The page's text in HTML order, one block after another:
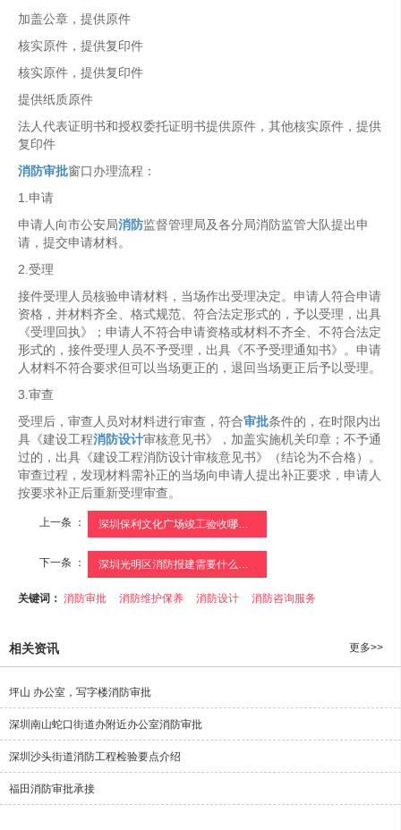
加盖公章，提供原件
核实原件，提供复印件
核实原件，提供复印件
提供纸质原件
法人代表证明书和授权委托证明书提供原件，其他核实原件，提供
复印件
消防审批窗口办理流程：
1.申请
申请人向市公安局消防监督管理局及各分局消防监管大队提出申
请，提交申请材料。
2.受理
接件受理人员核验申请材料，当场作出受理决定。申请人符合申请
资格，并材料齐全、格式规范、符合法定形式的，予以受理，出具
《受理回执》；申请人不符合申请资格或材料不齐全、不符合法定
形式的，接件受理人员不予受理，出具《不予受理通知书》。申请
人材料不符合要求但可以当场更正的，退回当场更正后予以受理。
3.审查
受理后，审查人员对材料进行审查，符合审批条件的，在时限内出
具《建设工程消防设计审核意见书》，加盖实施机关印章；不予通
过的，出具《建设工程消防设计审核意见书》（结论为不合格）。
审查过程，发现材料需补正的当场向申请人提出补正要求，申请人
按要求补正后重新受理审查。
上一条 ： 深圳保利文化广场竣工验收哪家快
下一条 ： 深圳光明区消防报建需要什么资料
关键词： 消防审批 消防维护保养 消防设计 消防咨询服务
相关资讯 更多>>
坪山 办公室，写字楼消防审批
深圳南山蛇口街道办附近办公室消防审批
深圳沙头街道消防工程检验要点介绍
福田消防审批承接